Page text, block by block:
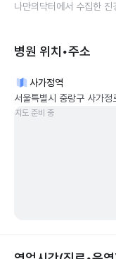
나만의닥터에서 수집한 진
병원 위치•주소
사가정역
서울특별시 중랑구 사가
지도 준비 중